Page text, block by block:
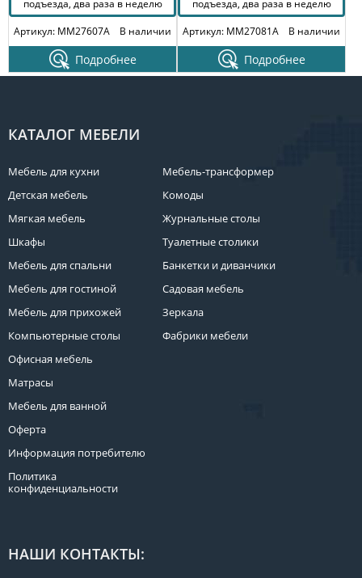
подъезда, два раза в неделю
Артикул: MM27607A
В наличии
Подробнее
подъезда, два раза в неделю
Артикул: MM27081A
В наличии
Подробнее
КАТАЛОГ МЕБЕЛИ
Мебель для кухни
Детская мебель
Мягкая мебель
Шкафы
Мебель для спальни
Мебель для гостиной
Мебель для прихожей
Компьютерные столы
Офисная мебель
Матрасы
Мебель для ванной
Оферта
Информация потребителю
Политика
конфиденциальности
Мебель-трансформер
Комоды
Журнальные столы
Туалетные столики
Банкетки и диванчики
Садовая мебель
Зеркала
Фабрики мебели
НАШИ КОНТАКТЫ: